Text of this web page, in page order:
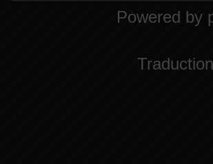
Powered by